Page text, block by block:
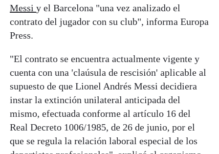
Messi y el Barcelona "una vez analizado el
contrato del jugador con su club", informa Europa
Press.
"El contrato se encuentra actualmente vigente y
cuenta con una 'claúsula de rescisión' aplicable al
supuesto de que Lionel Andrés Messi decidiera
instar la extinción unilateral anticipada del
mismo, efectuada conforme al artículo 16 del
Real Decreto 1006/1985, de 26 de junio, por el
que se regula la relación laboral especial de los